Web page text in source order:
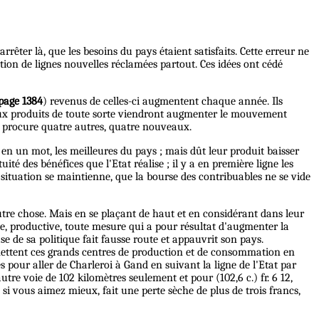
là, que les besoins du pays étaient satisfaits. Cette erreur ne
de lignes nouvelles réclamées partout. Ces idées ont cédé
1384) revenus de celles-ci augmentent chaque année. Ils
produits de toute sorte viendront augmenter le mouvement
quatre autres, quatre nouveaux.
un mot, les meilleures du pays ; mais dût leur produit baisser
des bénéfices que l'Etat réalise ; il y a en première ligne les
se maintienne, que la bourse des contribuables ne se vide
chose. Mais en se plaçant de haut et en considérant dans leur
productive, toute mesure qui a pour résultat d'augmenter la
de sa politique fait fausse route et appauvrit son pays.
ces grands centres de production et de consommation en
pour aller de Charleroi à Gand en suivant la ligne de l'Etat par
voie de 102 kilomètres seulement et pour (102,6 c.) fr. 6 12,
vous aimez mieux, fait une perte sèche de plus de trois francs,